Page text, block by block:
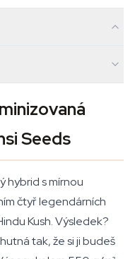
Seeds
hybrid s mírnou
čtyř legendárních
Kush. Výsledek?
tak, že si ji budeš